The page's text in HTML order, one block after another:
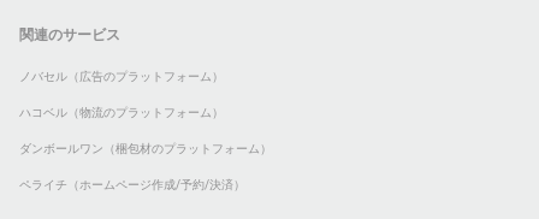
関連のサービス
ノバセル（広告のプラットフォーム）
ハコベル（物流のプラットフォーム）
ダンボールワン（梱包材のプラットフォーム）
ペライチ（ホームページ作成/予約/決済）